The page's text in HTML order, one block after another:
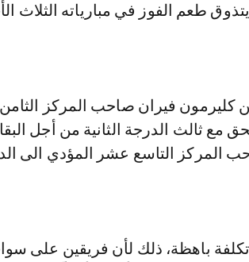
طعم الفوز في مبارياته الثلاث
كليرمون فيران صاحب المركز
ثالث الدرجة الثانية من أجل
المركز التاسع عشر المؤدي الى
باهظة، ذلك لأن فريقين على